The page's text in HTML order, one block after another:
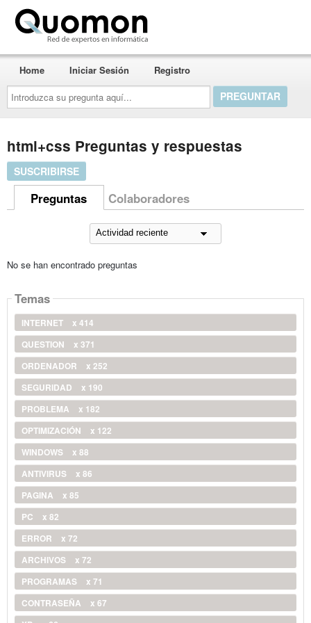
Introduzca
su
pregunta
aquí...
Home Iniciar Sesión Registro
html+css Preguntas y respuestas
SUSCRIBIRSE
Preguntas Colaboradores
No se han encontrado preguntas
Temas
INTERNET
x 414
QUESTION
x 371
ORDENADOR
x 252
SEGURIDAD
x 190
PROBLEMA
x 182
OPTIMIZACIÓN
x 122
WINDOWS
x 88
ANTIVIRUS
x 86
PAGINA
x 85
PC
x 82
ERROR
x 72
ARCHIVOS
x 72
PROGRAMAS
x 71
CONTRASEÑA
x 67